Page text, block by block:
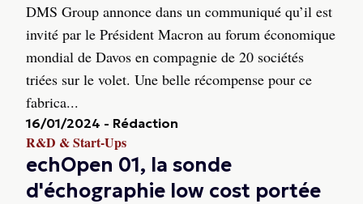
DMS Group annonce dans un communiqué qu’il est
invité par le Président Macron au forum économique
mondial de Davos en compagnie de 20 sociétés
triées sur le volet. Une belle récompense pour ce
fabrica...
16/01/2024 - Rédaction
R&D & Start-Ups
echOpen 01, la sonde
d'échographie low cost portée